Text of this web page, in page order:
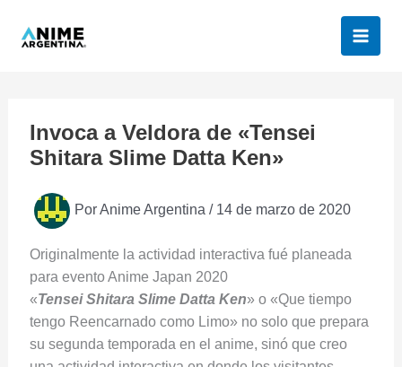
Invoca a Veldora de «Tensei
Shitara Slime Datta Ken»
PorAnime Argentina / 14 de marzo de 2020
Originalmente la actividad interactiva fué planeada
para evento Anime Japan 2020
«Tensei Shitara Slime Datta Ken» o «Que tiempo
tengo Reencarnado como Limo» no solo que prepara
su segunda temporada en el anime, sinó que creo